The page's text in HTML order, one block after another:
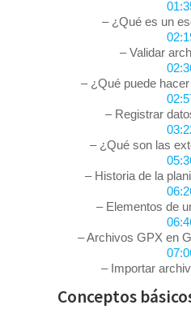
– ¿Qué es un
– Validar
– ¿Qué puede
– Registrar
– ¿Qué son las
– Historia de la
– Elementos de
– Archivos GPX en
– Importar
Conceptos